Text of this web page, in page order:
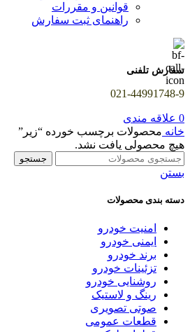
قوانین و مقررات
راهنمای ثبت سفارش
سفارش تلفنی
021-44991748-9
0 علاقه مندی
خانه محصولات برچسب خورده “زیر”
هیچ محصولی یافت نشد.
جستجو
بستن
دسته بندی محصولات
امنیت خودرو
ایمنی خودرو
برند خودرو
تزئینات خودرو
روشنایی خودرو
رینگ و لاستیک
صوتی تصویری
قطعات عمومی